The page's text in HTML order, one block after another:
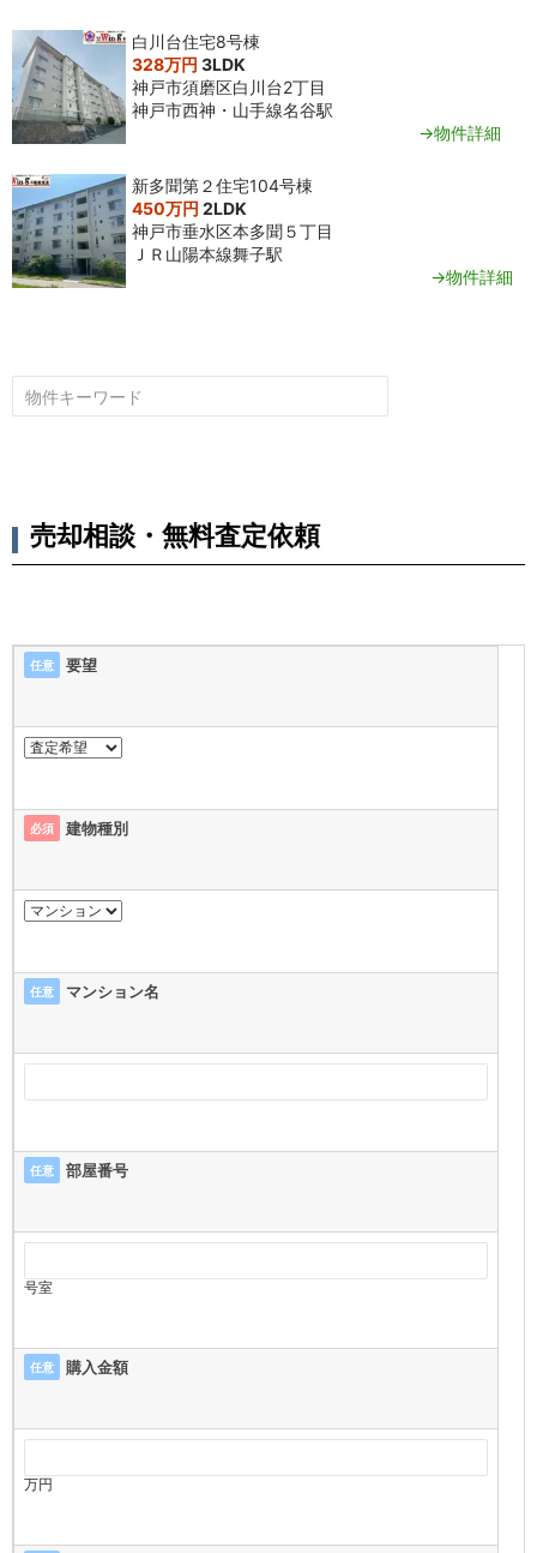
白川台住宅8号棟
328万円 3LDK
神戸市須磨区白川台2丁目
神戸市西神・山手線名谷駅
→物件詳細
新多聞第２住宅104号棟
450万円 2LDK
神戸市垂水区本多聞５丁目
ＪＲ山陽本線舞子駅
→物件詳細
売却相談・無料査定依頼
任意 要望
必須 建物種別
任意 マンション名
任意 部屋番号
号室
任意 購入金額
万円